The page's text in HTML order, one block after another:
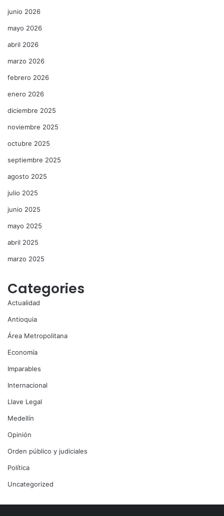
junio 2026
mayo 2026
abril 2026
marzo 2026
febrero 2026
enero 2026
diciembre 2025
noviembre 2025
octubre 2025
septiembre 2025
agosto 2025
julio 2025
junio 2025
mayo 2025
abril 2025
marzo 2025
Categories
Actualidad
Antioquia
Área Metropolitana
Economía
Imparables
Internacional
Llave Legal
Medellín
Opinión
Orden público y judiciales
Política
Uncategorized